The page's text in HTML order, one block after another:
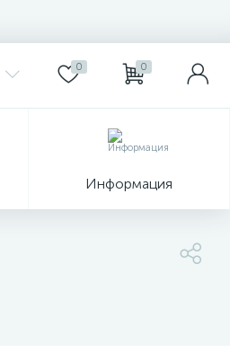
0 0
Информация